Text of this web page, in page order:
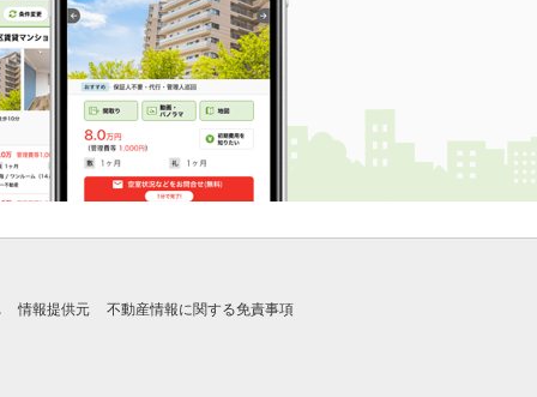
情報提供元 不動産情報に関する免責事項